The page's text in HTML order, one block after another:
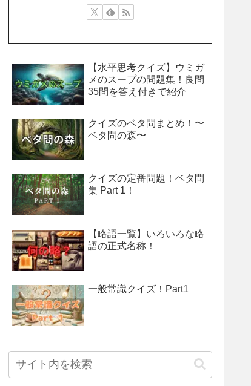
【水平思考クイズ】ウミガ
メのスープの問題集！良問
35問を答え付きで紹介
クイズのベタ問まとめ！〜
ベタ問の森〜
クイズの定番問題！ベタ問
集 Part 1！
【略語一覧】いろいろな略
語の正式名称！
一般常識クイズ！Part1